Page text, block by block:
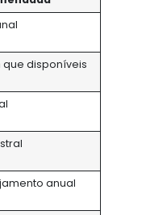
que disponíveis
anual